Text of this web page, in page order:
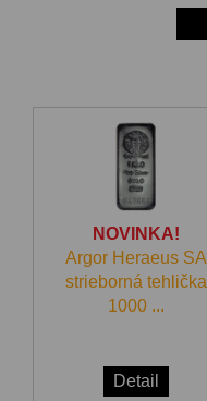
NOVINKA!
Argor Heraeus SA
strieborná tehlička
1000 ...
Detail